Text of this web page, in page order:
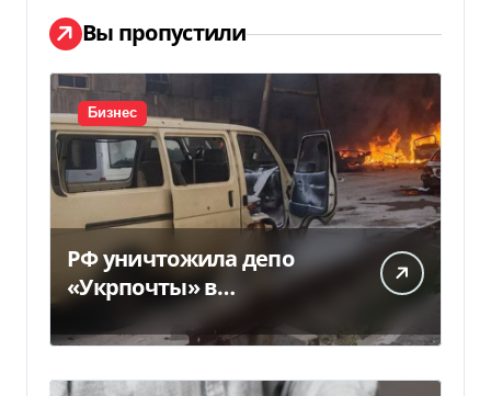
Вы пропустили
Бизнес
РФ уничтожила депо
«Укрпочты» в
Павлограде: есть
погибшие и ранены